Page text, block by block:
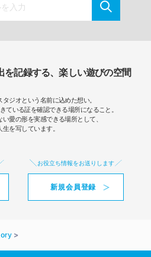
を記録する、楽しい遊びの空間
ジオという名前に込めた想い。
ている証を確認できる場所になること。
愛の形を実感できる場所として、
生を写しています。
お役立ち情報をお送りします
新規会員登録